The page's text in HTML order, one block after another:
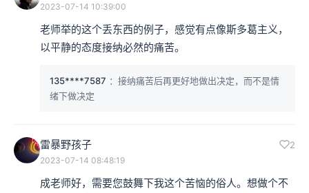
2023-07-14 10:39:00
老师举的这个丢东西的例子，感觉有点像斯多葛主义，
以平静的态度接纳必然的痛苦。
135****7587 ：接纳痛苦后再更好地做出决定，而不是情
绪下做决定
雷暴野孩子 2
2023-07-14 08:48:19
成老师好，需要您鼓舞下我这个苦恼的俗人。想做个不